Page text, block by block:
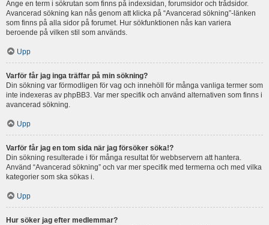
Ange en term i sökrutan som finns på indexsidan, forumsidor och trådsidor.
Avancerad sökning kan nås genom att klicka på “Avancerad sökning”-länken
som finns på alla sidor på forumet. Hur sökfunktionen nås kan variera
beroende på vilken stil som används.
Upp
Varför får jag inga träffar på min sökning?
Din sökning var förmodligen för vag och innehöll för många vanliga termer som
inte indexeras av phpBB3. Var mer specifik och använd alternativen som finns i
avancerad sökning.
Upp
Varför får jag en tom sida när jag försöker söka!?
Din sökning resulterade i för många resultat för webbservern att hantera.
Använd “Avancerad sökning” och var mer specifik med termerna och med vilka
kategorier som ska sökas i.
Upp
Hur söker jag efter medlemmar?